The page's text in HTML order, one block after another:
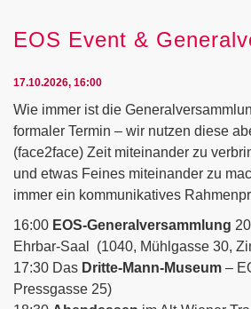
EOS Event &
17.10.2026, 16:00
Wie immer ist die
formaler Termin – wir nutzen diese
(face2face) Zeit miteinander zu
und etwas Feines miteinander zu
immer ein kommunikatives
16:00 EOS-Generalversammlung
Ehrbar-Saal (1040, Mühlgasse 30,
17:30 Das Dritte-Mann-Museum –
Pressgasse 25)